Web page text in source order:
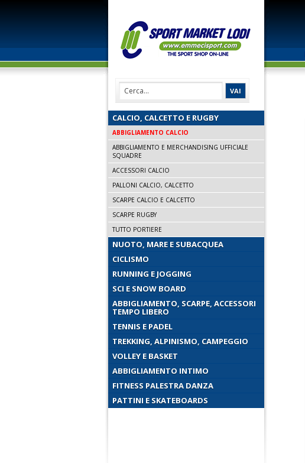
CALCIO, CALCETTO E RUGBY
ABBIGLIAMENTO CALCIO
ABBIGLIAMENTO E MERCHANDISING UFFICIALE
SQUADRE
ACCESSORI CALCIO
PALLONI CALCIO, CALCETTO
SCARPE CALCIO E CALCETTO
SCARPE RUGBY
TUTTO PORTIERE
NUOTO, MARE E SUBACQUEA
CICLISMO
RUNNING E JOGGING
SCI E SNOW BOARD
ABBIGLIAMENTO, SCARPE, ACCESSORI
TEMPO LIBERO
TENNIS E PADEL
TREKKING, ALPINISMO, CAMPEGGIO
VOLLEY E BASKET
ABBIGLIAMENTO INTIMO
FITNESS PALESTRA DANZA
PATTINI E SKATEBOARDS